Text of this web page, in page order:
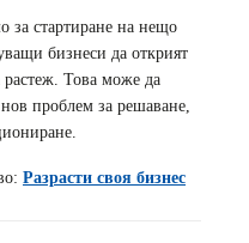
за стартиране на нещо
бизнеси да открият
растеж. Това може да
проблем за решаване,
Разрасти своя бизнес